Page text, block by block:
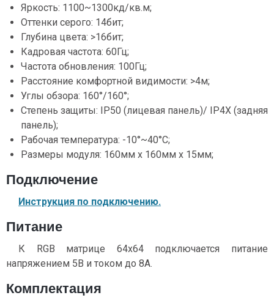
Яркость: 1100~1300кд/кв.м;
Оттенки серого: 14бит;
Глубина цвета: >16бит;
Кадровая частота: 60Гц;
Частота обновления: 100Гц;
Расстояние комфортной видимости: >4м;
Углы обзора: 160°/160°;
Степень защиты: IP50 (лицевая панель)/ IP4X (задняя
панель);
Рабочая температура: -10°~40°С;
Размеры модуля: 160мм х 160мм х 15мм;
Подключение
Инструкция по подключению.
Питание
К RGB матрице 64x64 подключается питание
напряжением 5В и током до 8А.
Комплектация